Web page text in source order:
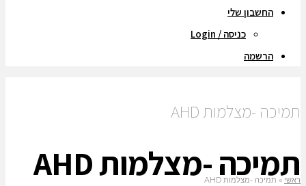
החשבון שלי
כניסה / Login
הרשמה
תמיכה -מצלמות AHD
ראשי » תמיכה -מצלמות AHD
תמיכה -מצלמות AHD